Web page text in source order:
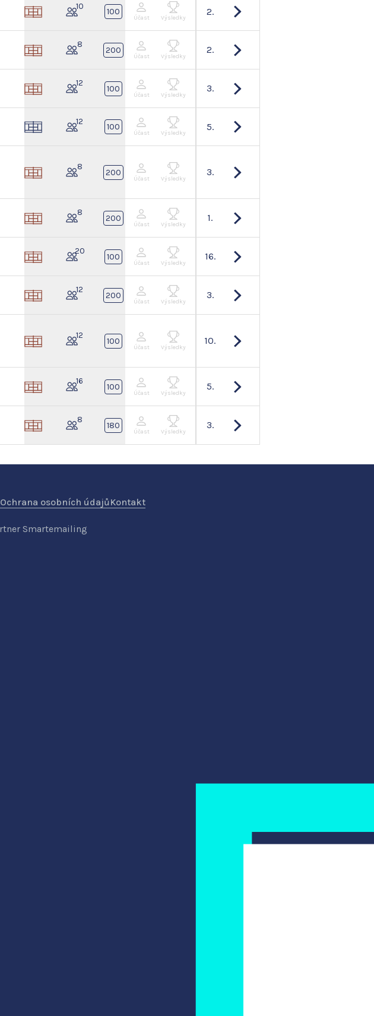
10
100 2.
Účast Výsledky
8
200 2.
Účast Výsledky
12
100 3.
Účast Výsledky
12
100 5.
Účast Výsledky
8
200 3.
Účast Výsledky
8
200 1.
Účast Výsledky
20
100 16.
Účast Výsledky
12
200 3.
Účast Výsledky
12
100 10.
Účast Výsledky
16
100 5.
Účast Výsledky
8
180 3.
Účast Výsledky
Ochrana osobních údajůKontakt